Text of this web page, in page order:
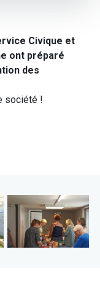
Civique et
ont préparé
des
société !